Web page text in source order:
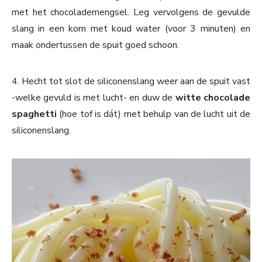
met het chocolademengsel. Leg vervolgens de gevulde
slang in een kom met koud water (voor 3 minuten) en
maak ondertussen de spuit goed schoon.
4. Hecht tot slot de siliconenslang weer aan de spuit vast
-welke gevuld is met lucht- en duw de witte chocolade
spaghetti (hoe tof is dát) met behulp van de lucht uit de
siliconenslang.